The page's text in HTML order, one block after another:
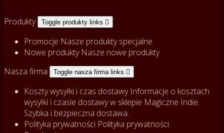
Produkty Toggle produkty links 
Promocje Nasze produkty specjalne
Nowe produkty Nasze nowe produkty
Nasza firma
Toggle nasza firma links 
Koszty wysyłki i czas dostawy Informacje o kosztach
wysyłki i czasie dostawy w sklepie Magiczne Indie.
Szybka i bezpieczna dostawa.
Polityka prywatności Polityka prywatności